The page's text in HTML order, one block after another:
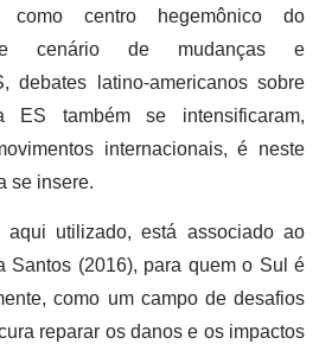
como centro hegemônico do
cenário de mudanças e
debates latino-americanos sobre
ES também se intensificaram,
internacionais, é neste
se insere.
utilizado, está associado ao
Santos (2016), para quem o Sul é
como um campo de desafios
reparar os danos e os impactos